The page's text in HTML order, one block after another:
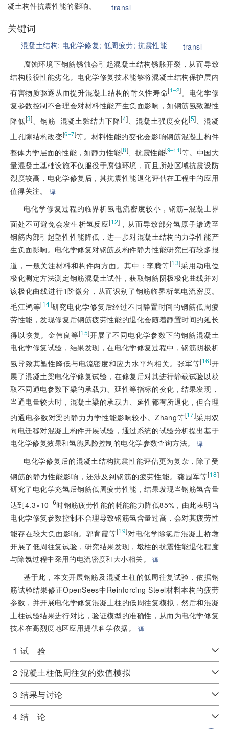
凝土构件抗震性能的影响。
transl
关键词
混凝土结构; 电化学修复; 低周疲劳;抗震性能
transl
腐蚀环境下钢筋锈蚀会引起混凝土结构锈胀开裂，从而导致
结构服役性能劣化。电化学修复技术能够将混凝土结构保护层内
有害物质驱逐从而提升混凝土结构的耐久性寿命[1–2]。电化学修
复参数控制不合理会对材料性能产生负面影响，如钢筋氢致塑性
降低[3]、钢筋–混凝土黏结力下降[4]、混凝土强度变化[5]、混凝
土孔隙结构改变[6–7]等。材料性能的变化会影响钢筋混凝土构件
整体力学层面的性能，如静力性能[8]、抗震性能[9–11]等。中国大
量混凝土基础设施不仅服役于腐蚀环境，而且所处区域抗震设防
烈度较高，电化学修复后，其抗震性能退化评估在工程中的应用
值得关注。
译
电化学修复过程的临界析氢电流密度较小，钢筋–混凝土界
面处不可避免会发生析氢反应[12] ，从而导致部分氢原子渗透至
钢筋内部引起塑性性能降低，进一步对混凝土结构的力学性能产
生负面影响。电化学修复对钢筋及构件静力性能研究已有较多报
道，一般关注材料和构件两方面。其中：李腾等[13]采用动电位
极化测定方法测定钢筋混凝土试件，获取钢筋阴极极化曲线并对
该极化曲线进行1阶微分，从而识别了钢筋临界析氢电流密度。
毛江鸿等[14]研究电化学修复后经过不同静置时间的钢筋低周疲
劳性能，发现修复后钢筋疲劳性能的退化会随着静置时间的延长
得以恢复。金伟良等[15]开展了不同电化学参数下的钢筋混凝土
电化学修复试验，结果发现，在电化学修复过程中，钢筋阴极析
氢导致其塑性降低与电流密度和应力水平均相关。张军等[16]开
展了混凝土梁电化学修复试验，在修复后对其进行静载试验以获
取不同通电参数下梁的承载力、延性等指标的变化，结果发现，
当通电量较大时，混凝土梁的承载力、延性都有所退化，但合理
的通电参数对梁的静力力学性能影响较小。Zhang等[17]采用双
向电迁移对混凝土构件开展试验，通过系统的试验分析提出基于
电化学修复效果和氢脆风险控制的电化学参数查询方法。 译
电化学修复后的混凝土结构抗震性能评估更为复杂，除了受
钢筋的静力性能影响，还涉及到钢筋的疲劳性能。龚园军等[18]
研究了电化学充氢后钢筋低周疲劳性能，结果发现当钢筋氢含量
达到4.3×10–6时钢筋疲劳性能的耗能能力降低85%，由此表明当
电化学修复参数控制不合理导致钢筋氢含量过高，会对其疲劳性
能存在较大负面影响。郭育霞等[19]对电化学除氯后混凝土桥墩
开展了低周往复试验，研究结果发现，墩柱的抗震性能退化程度
与除氯过程中采用的电流密度和大小相关。译
基于此，本文开展钢筋及混凝土柱的低周往复试验，依据钢
筋试验结果修正OpenSees中Reinforcing Steel材料本构的疲劳
参数，并开展电化学修复混凝土柱的低周往复模拟，然后和混凝
土柱试验结果进行对比，验证模型的准确性，从而为电化学修复
技术在高烈度地区应用提供科学依据。
译
1 试 验
2 混凝土柱低周往复的数值模拟
3 结果与讨论
4 结 论